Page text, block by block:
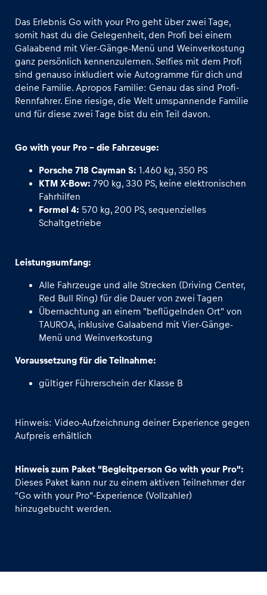
Das Erlebnis Go with your Pro geht über zwei Tage,
somit hast du die Gelegenheit, den Profi bei einem
Galaabend mit Vier-Gänge-Menü und Weinverkostung
ganz persönlich kennenzulernen. Selfies mit dem Profi
sind genauso inkludiert wie Autogramme für dich und
deine Familie. Apropos Familie: Genau das sind Profi-
Rennfahrer. Eine riesige, die Welt umspannende Familie
und für diese zwei Tage bist du ein Teil davon.
Go with your Pro - die Fahrzeuge:
Porsche 718 Cayman S: 1.460 kg, 350 PS
KTM X-Bow: 790 kg, 330 PS, keine elektronischen
Fahrhilfen
Formel 4: 570 kg, 200 PS, sequenzielles
Schaltgetriebe
Leistungsumfang:
Alle Fahrzeuge und alle Strecken (Driving Center,
Red Bull Ring) für die Dauer von zwei Tagen
Übernachtung an einem "beflügelnden Ort" von
TAUROA, inklusive Galaabend mit Vier-Gänge-
Menü und Weinverkostung
Voraussetzung für die Teilnahme:
gültiger Führerschein der Klasse B
Hinweis: Video-Aufzeichnung deiner Experience gegen
Aufpreis erhältlich
Hinweis zum Paket "Begleitperson Go with your Pro":
Dieses Paket kann nur zu einem aktiven Teilnehmer der
"Go with your Pro"-Experience (Vollzahler)
hinzugebucht werden.